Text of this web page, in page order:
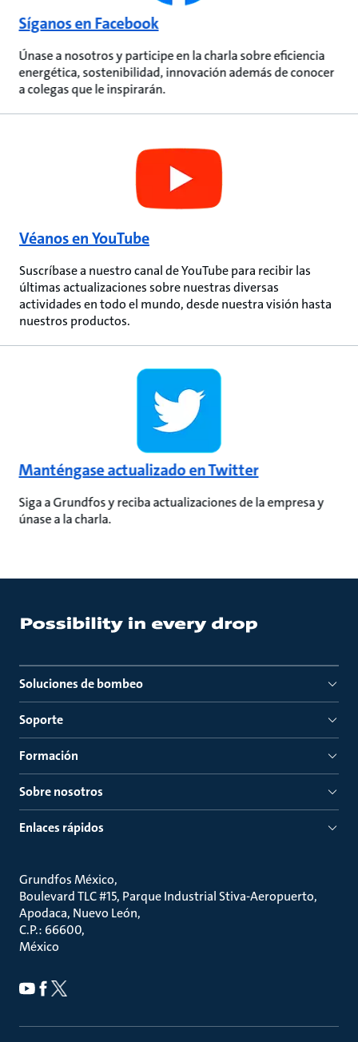
Síganos en Facebook
Únase a nosotros y participe en la charla sobre eficiencia
energética, sostenibilidad, innovación además de conocer
a colegas que le inspirarán.
Véanos en YouTube
Suscríbase a nuestro canal de YouTube para recibir las
últimas actualizaciones sobre nuestras diversas
actividades en todo el mundo, desde nuestra visión hasta
nuestros productos.
Manténgase actualizado en Twitter
Siga a Grundfos y reciba actualizaciones de la empresa y
únase a la charla.
Soluciones de bombeo
Soporte
Formación
Sobre nosotros
Enlaces rápidos
Grundfos México
Boulevard TLC #15, Parque Industrial Stiva-Aeropuerto,
Apodaca, Nuevo León
C.P.: 66600
México